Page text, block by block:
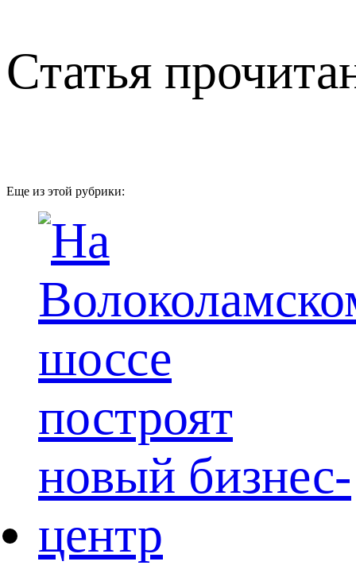
Статья
Еще из этой рубрики: